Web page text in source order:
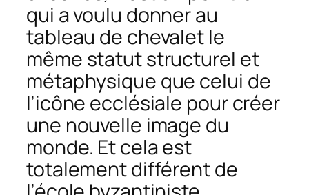
qui a voulu donner au
tableau de chevalet le
même statut structurel et
métaphysique que celui de
l’icône ecclésiale pour créer
une nouvelle image du
monde. Et cela est
totalement différent de